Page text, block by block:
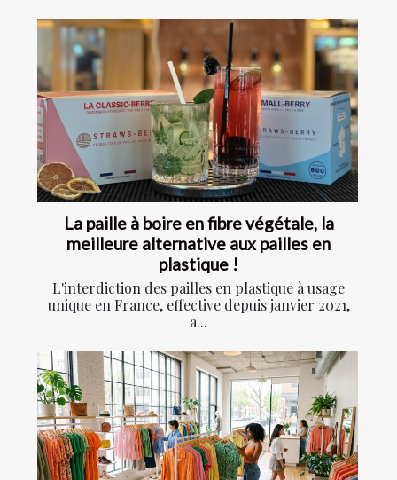
La paille à boire en fibre végétale, la
meilleure alternative aux pailles en
plastique !
L'interdiction des pailles en plastique à usage
unique en France, effective depuis janvier 2021,
a...